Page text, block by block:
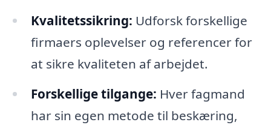
Kvalitetssikring: Udforsk forskellige
firmaers oplevelser og referencer for
at sikre kvaliteten af arbejdet.
Forskellige tilgange: Hver fagmand
har sin egen metode til beskæring,